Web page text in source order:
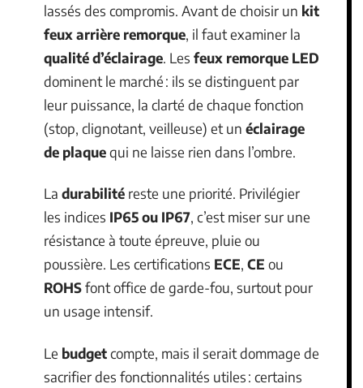
lassés des compromis. Avant de choisir un kit
feux arrière remorque, il faut examiner la
qualité d’éclairage. Les feux remorque LED
dominent le marché : ils se distinguent par
leur puissance, la clarté de chaque fonction
(stop, clignotant, veilleuse) et un éclairage
de plaquequi ne laisse rien dans l’ombre.
La durabilité reste une priorité. Privilégier
les indices IP65 ou IP67, c’est miser sur une
résistance à toute épreuve, pluie ou
poussière. Les certifications ECE, CE ou
ROHSfont office de garde-fou, surtout pour
un usage intensif.
Le budgetcompte, mais il serait dommage de
sacrifier des fonctionnalités utiles : certains